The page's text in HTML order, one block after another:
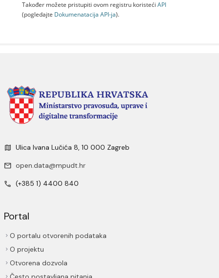
Također možete pristupiti ovom registru koristeći API
(pogledajte Dokumenаtаcijа API-jа).